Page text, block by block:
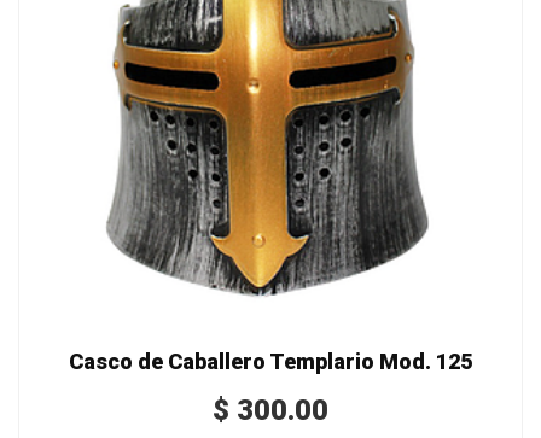
Casco de Caballero Templario Mod. 125
$ 300.00